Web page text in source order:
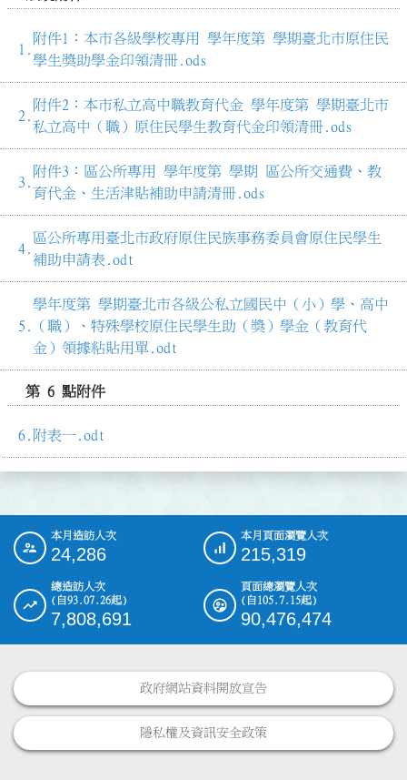
附件1：本市各級學校專用 學年度第 學期臺北市原住民
學生獎助學金印領清冊.ods
附件2：本市私立高中職教育代金 學年度第 學期臺北市
私立高中（職）原住民學生教育代金印領清冊.ods
附件3：區公所專用 學年度第 學期 區公所交通費、教
育代金、生活津貼補助申請清冊.ods
區公所專用臺北市政府原住民族事務委員會原住民學生
補助申請表.odt
學年度第 學期臺北市各級公私立國民中（小）學、高中
（職）、特殊學校原住民學生助（獎）學金（教育代
金）領據粘貼用單.odt
第 6 點附件
附表一.odt
::: 本月造訪人次
24,286
本月頁面瀏覽人次
215,319
總造訪人次
(自93.07.26起)
7,808,691
頁面總瀏覽人次
(自105.7.15起)
90,476,474
政府網站資料開放宣告
隱私權及資訊安全政策